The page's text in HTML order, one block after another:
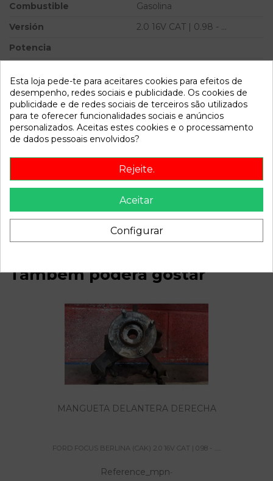
Combustible
Gasolina
Versión
2.0 16V CAT | 0.98 - ...
Potencia
16V CAT | 0.98 - ...
Referência 799899
Disponível a partir de: 2022-04-06
Recambio de bomba freno para ford focus berlina (cak) 2.0
16v cat | 0.98 - ... 2.0 16v cat | 0.98 - ... referencia OEM IAM
310048
Também poderá gostar
MANGUETA DELANTERA DERECHA
FORD FOCUS BERLINA (CAK) 2.0 16V CAT | 0.98 - ......
Reference_mpn-
Esta loja pede-te para aceitares cookies para efeitos de
desempenho, redes sociais e publicidade. Os cookies de
publicidade e de redes sociais de terceiros são utilizados
para te oferecer funcionalidades sociais e anúncios
personalizados. Aceitas estes cookies e o processamento
de dados pessoais envolvidos?
Rejeite.
Aceitar
Configurar